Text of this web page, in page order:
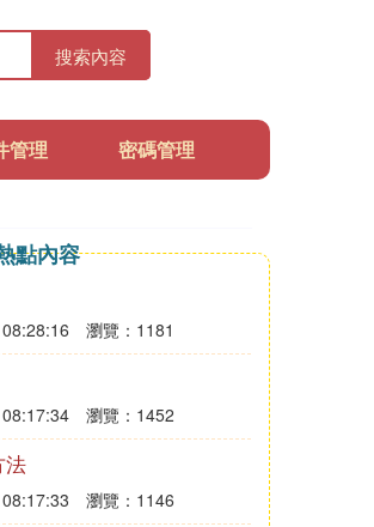
搜索內容
管理 密碼管理
點內容
瀏覽：1181
瀏覽：1452
法
瀏覽：1146